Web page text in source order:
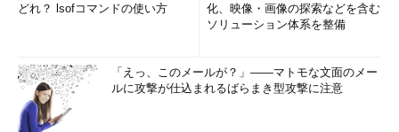
どれ？ lsofコマンドの使い方
化、映像・画像の探索などを含む
ソリューション体系を整備
「えっ、このメールが？」――マトモな文面のメー
ルに攻撃が仕込まれるばらまき型攻撃に注意